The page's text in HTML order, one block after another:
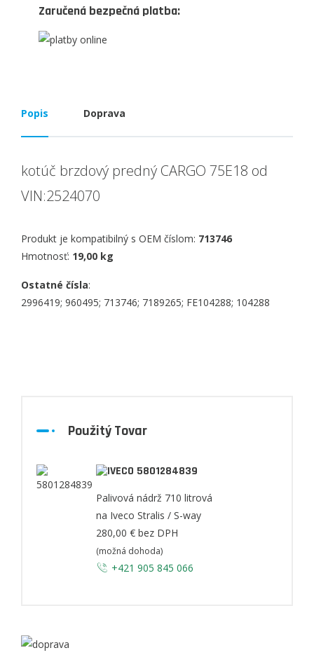
Zaručená bezpečná platba:
Popis Doprava
kotúč brzdový predný CARGO 75E18 od
VIN:2524070
Produkt je kompatibilný s OEM číslom: 713746
Hmotnosť: 19,00 kg
Ostatné čísla:
2996419; 960495; 713746; 7189265; FE104288; 104288
Použitý Tovar
5801284839
Palivová nádrž 710 litrová
na Iveco Stralis / S-way
280,00 € bez DPH
(možná dohoda)
+421 905 845 066